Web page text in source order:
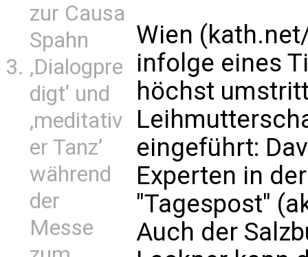
zur Causa
Spahn
‚Dialogpre
digt‘ und
‚meditativ
er Tanz’
während
der
Messe
Wien
infolge eines
höchst
eingeführt:
Experten in
"Tagespost"
Auch der